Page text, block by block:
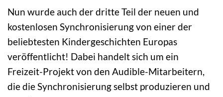
Nun wurde auch der dritte Teil der neuen und
kostenlosen Synchronisierung von einer der
beliebtesten Kindergeschichten Europas
veröffentlicht! Dabei handelt sich um ein
Freizeit-Projekt von den Audible-Mitarbeitern,
die die Synchronisierung selbst produzieren und